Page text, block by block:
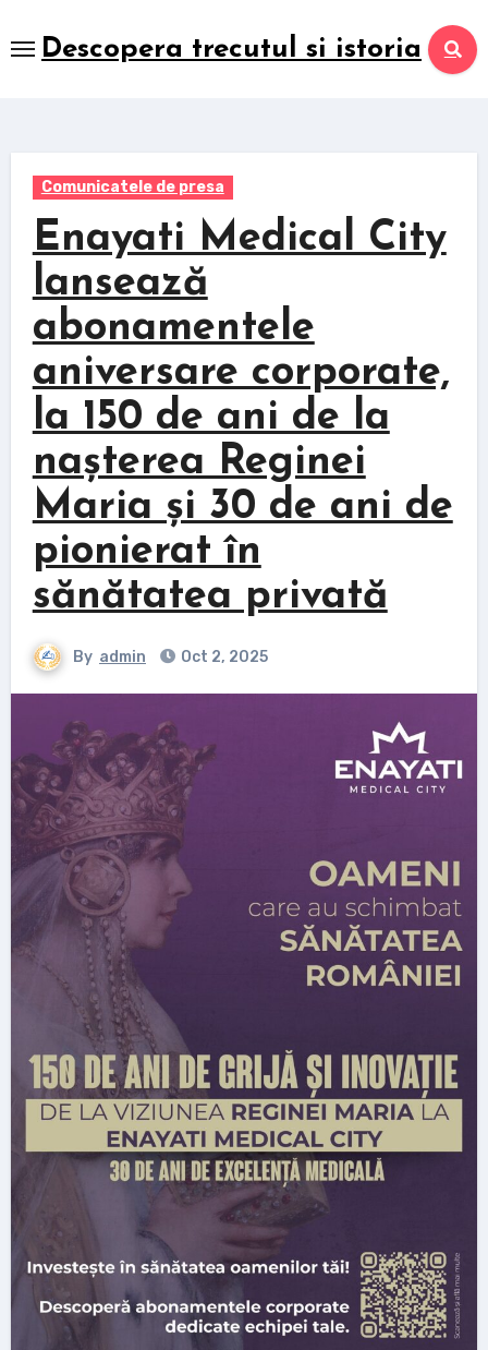
to
Descopera trecutul si istoria
Comunicatele de presa
Enayati Medical City
lansează
abonamentele
aniversare corporate,
la 150 de ani de la
nașterea Reginei
Maria și 30 de ani de
pionierat în
sănătatea privată
By admin Oct 2, 2025